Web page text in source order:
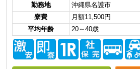
勤務地
沖縄県名護市
寮費
月額11,500円
平均年齢
20～40歳